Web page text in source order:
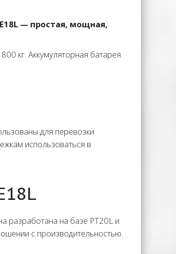
— простая, мощная,
кг. Аккумуляторная батарея
для перевозки
использоваться в
разработана на базе PT20L и
с производительностью.